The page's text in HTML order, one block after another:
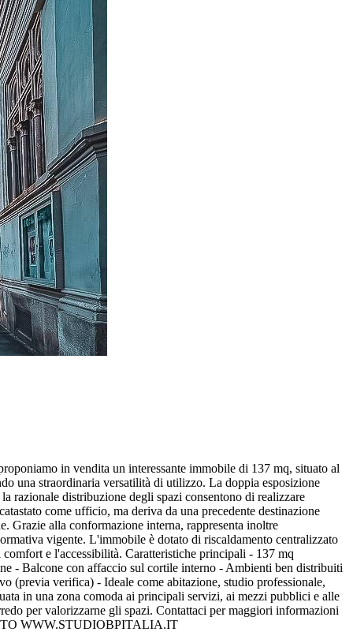
in vendita un interessante immobile di 137 mq, situato al
una straordinaria versatilità di utilizzo. La doppia esposizione
razionale distribuzione degli spazi consentono di realizzare
come ufficio, ma deriva da una precedente destinazione
Grazie alla conformazione interna, rappresenta inoltre
vigente. L'immobile è dotato di riscaldamento centralizzato
e l'accessibilità. Caratteristiche principali - 137 mq
- Balcone con affaccio sul cortile interno - Ambienti ben distribuiti
(previa verifica) - Ideale come abitazione, studio professionale,
in una zona comoda ai principali servizi, ai mezzi pubblici e alle
per valorizzarne gli spazi. Contattaci per maggiori informazioni
WWW.STUDIOBPITALIA.IT